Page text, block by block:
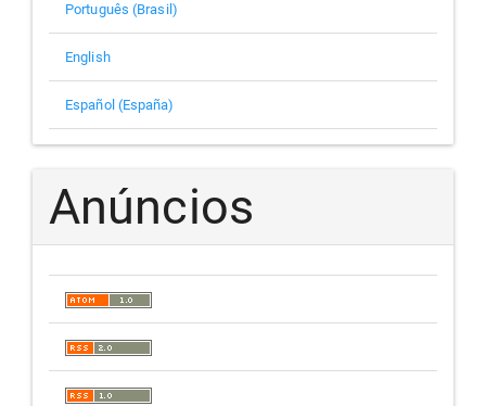
Português (Brasil)
English
Español (España)
Anúncios